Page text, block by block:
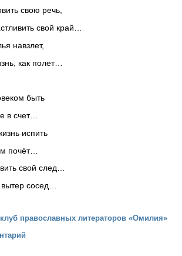
свою речь,
свой край…
навзлет,
как полет…
быть
в счет…
испить
почёт…
свой след…
сосед…
православных литераторов «Омилия»